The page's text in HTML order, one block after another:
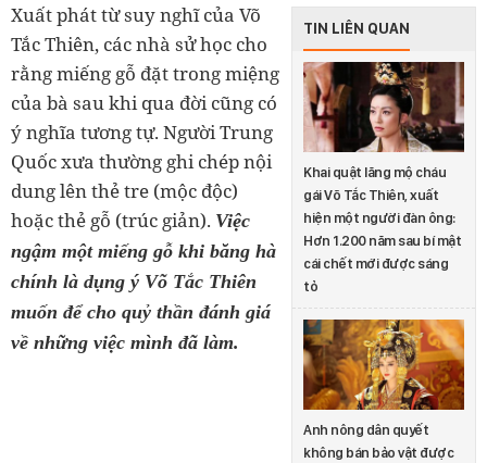
TIN LIÊN QUAN
Khai quật lăng mộ cháu
gái Võ Tắc Thiên, xuất
hiện một người đàn ông:
Hơn 1.200 năm sau bí mật
cái chết mới được sáng
tỏ
Anh nông dân quyết
không bán bảo vật được
Xuất phát từ suy nghĩ của Võ
Tắc Thiên, các nhà sử học cho
rằng miếng gỗ đặt trong miệng
của bà sau khi qua đời cũng có
ý nghĩa tương tự. Người Trung
Quốc xưa thường ghi chép nội
dung lên thẻ tre (mộc độc)
hoặc thẻ gỗ (trúc giản). Việc
ngậm một miếng gỗ khi băng hà
chính là dụng ý Võ Tắc Thiên
muốn để cho quỷ thần đánh giá
về những việc mình đã làm.